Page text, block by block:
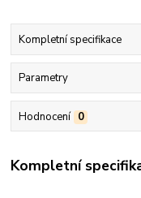
Kompletní specifikace
Parametry
Hodnocení 0
Kompletní